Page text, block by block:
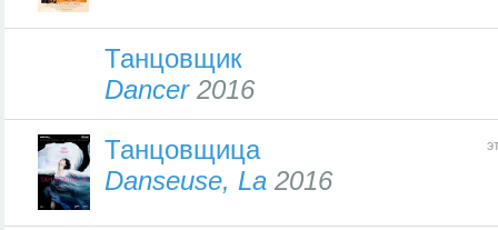
Танцовщик
Dancer2016
Танцовщица
Danseuse, La 2016